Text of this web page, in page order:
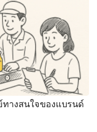
างสนใจของแบรนด์